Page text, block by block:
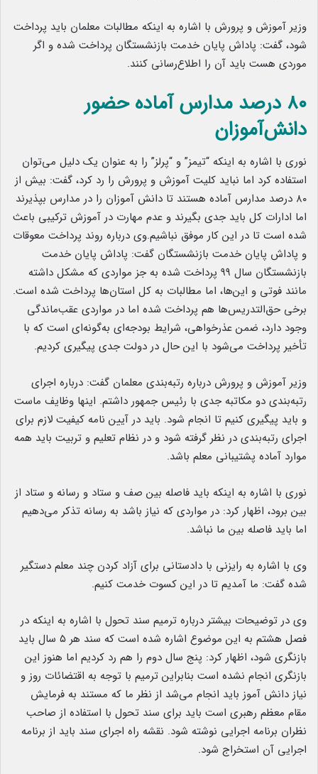
وزیر آموزش و پرورش با اشاره به اینکه مطالبات معلمان باید پرداخت
شود، گفت: پاداش پایان خدمت بازنشستگان پرداخت شده و اگر
موردی هست باید آن را اطلاع‌رسانی کنند.
۸۰ درصد مدارس آماده حضور
دانش‌آموزان
نوری با اشاره به اینکه “تیمز” و “پرلز” را به عنوان یک دلیل می‌توان
استفاده کرد اما نباید کلیت آموزش و پرورش را رد کرد، گفت: بیش از
۸۰ درصد مدارس آماده هستند تا دانش آموزان را در مدارس بپذیرند
اما ادارات کل باید جدی بگیرند و عدم مهارت در آموزش ترکیبی باعث
شده است تا در این کار موفق نباشیم.وی درباره روند پرداخت معوقات
و پاداش پایان خدمت بازنشستگان گفت: پاداش پایان خدمت
بازنشستگان سال ۹۹ پرداخت شده به جز مواردی که مشکل داشته
مانند فوتی و این‌ها، اما مطالبات به کل استان‌ها پرداخت شده است.
برخی حق‌التدریس‌ها هم پرداخت شده اما در مواردی عقب‌ماندگی
وجود دارد، ضمن عذرخواهی، شرایط بودجه‌ای به‌گونه‌ای است که با
تأخیر پرداخت می‌شود با این حال در دولت جدی پیگیری کردیم.
وزیر آموزش و پرورش درباره رتبه‌بندی معلمان گفت: درباره اجرای
رتبه‌بندی دو مکاتبه جدی با رئیس جمهور داشتم. اینها وظایف ماست
و باید پیگیری کنیم تا انجام شود. باید در آیین نامه کیفیت لازم برای
اجرای رتبه‌بندی در نظر گرفته شود و در نظام تعلیم و تربیت باید همه
موارد آماده پشتیبانی معلم باشد.
نوری با اشاره به اینکه باید فاصله بین صف و ستاد و رسانه و ستاد از
بین برود، اظهار کرد: در مواردی که نیاز باشد به رسانه تذکر می‌دهیم
اما باید فاصله بین ما نباشد.
وی با اشاره به رایزنی با دادستانی برای آزاد کردن چند معلم دستگیر
شده گفت: ما آمدیم تا در این کسوت خدمت کنیم.
وی در توضیحات بیشتر درباره ترمیم سند تحول با اشاره به اینکه در
فصل هشتم به این موضوع اشاره شده است که سند هر ۵ سال باید
بازنگری شود، اظهار کرد: پنج سال دوم را هم رد کردیم اما هنوز این
بازنگری انجام نشده است بنابراین ترمیم با توجه به اقتضائات روز و
نیاز دانش آموز باید انجام می‌شد از نظر ما که مستند به فرمایش
مقام معظم رهبری است باید برای سند تحول با استفاده از صاحب
نظران برنامه اجرایی نوشته شود. نقشه راه اجرای سند باید از برنامه
اجرایی آن استخراج شود.